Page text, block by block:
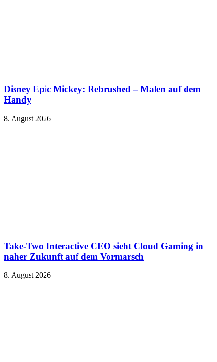
Disney Epic Mickey: Rebrushed – Malen auf dem
Handy
8. August 2026
Take-Two Interactive CEO sieht Cloud Gaming in
naher Zukunft auf dem Vormarsch
8. August 2026